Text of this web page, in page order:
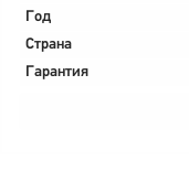
Год
Страна
Гарантия